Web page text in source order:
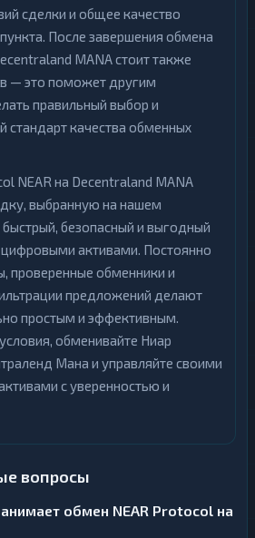
сделки и общее качество
После завершения обмена
MANA стоит также
— это поможет другим
правильный выбор и
стандарт качества обменных
NEAR на Decentraland MANA
выбранную на нашем
безопасный и выгодный
цифровыми активами. Постоянно
проверенные обменники и
предложений делают
простым и эффективным.
обменивайте Ниар
Мана и управляйте своими
с уверенностью и
вопросы
обмен NEAR Protocol на